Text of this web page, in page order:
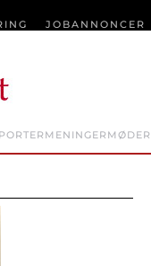
JOBANNONCER
MENINGER MØDER